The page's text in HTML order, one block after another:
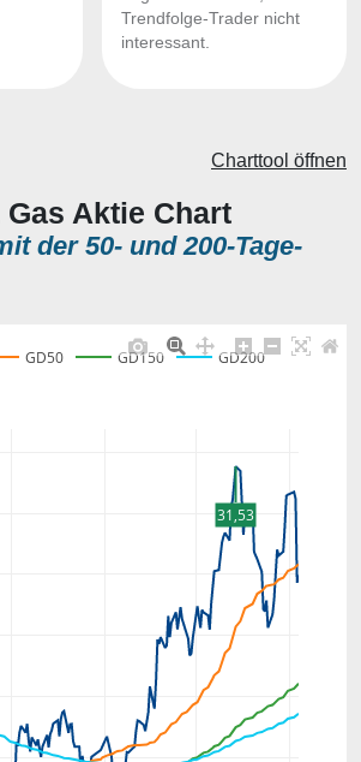
Trendfolge-Trader nicht
interessant.
Aktie Chart
der 50- und 200-Tage-
Charttool öffnen
GD50 GD150 GD200
31,53